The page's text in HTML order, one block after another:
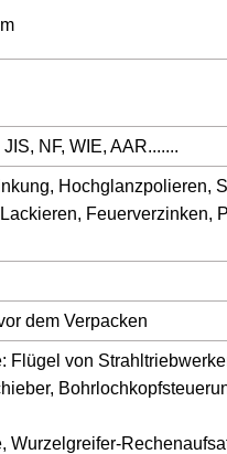
NF, WIE, AAR.......
Hochglanzpolieren,
Feuerverzinken,
dem Verpacken
Flügel von
Wurzelgreifer-